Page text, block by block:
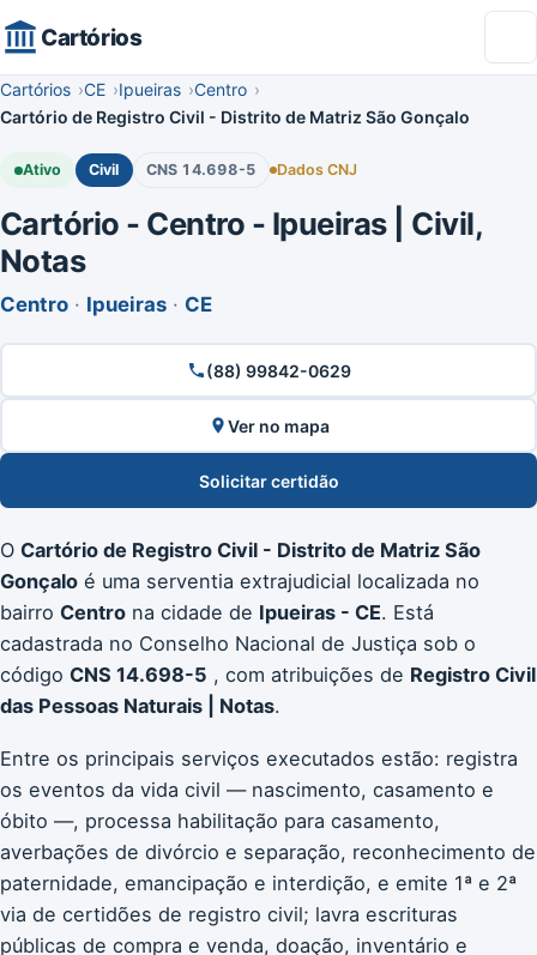
Cartórios
Cartórios CE Ipueiras
Centro
Cartório de Registro Civil - Distrito de Matriz São Gonçalo
Ativo Civil CNS 14.698-5 Dados CNJ
Cartório - Centro - Ipueiras | Civil,
Notas
Centro · Ipueiras · CE
(88) 99842-0629
Ver no mapa
Solicitar certidão
O Cartório de Registro Civil - Distrito de Matriz São
Gonçalo é uma serventia extrajudicial localizada no
bairro Centro na cidade de Ipueiras - CE. Está
cadastrada no Conselho Nacional de Justiça sob o
código CNS 14.698-5 , com atribuições de Registro Civil
das Pessoas Naturais | Notas.
Entre os principais serviços executados estão: registra
os eventos da vida civil — nascimento, casamento e
óbito —, processa habilitação para casamento,
averbações de divórcio e separação, reconhecimento de
paternidade, emancipação e interdição, e emite 1ª e 2ª
via de certidões de registro civil; lavra escrituras
públicas de compra e venda, doação, inventário e